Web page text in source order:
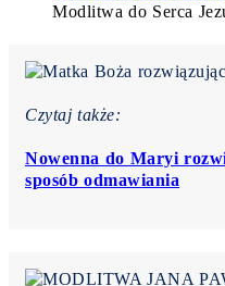
Modlitwa do Serca
Czytaj także:
Nowenna do Maryi
sposób odmawiania